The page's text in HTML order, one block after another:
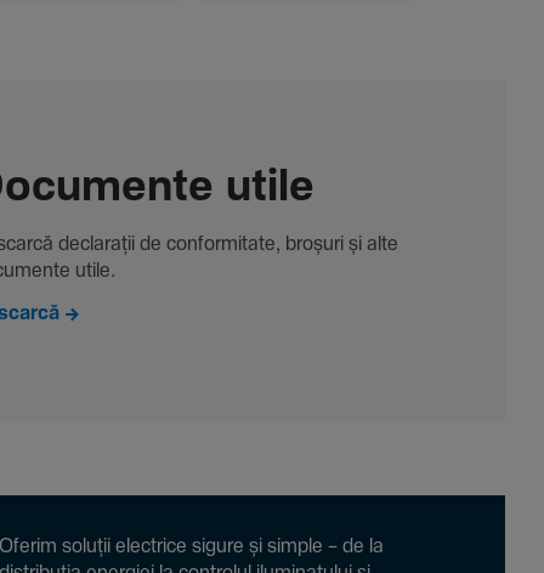
utile
decla­rații de conformitate, broșuri și alte
utile.
soluții electrice sigure și simple – de la